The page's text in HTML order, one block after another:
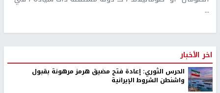
...
اخر الأخبار
الحرس الثوري: إعادة فتح مضيق هرمز مرهونة بقبول
واشنطن الشروط الإيرانية